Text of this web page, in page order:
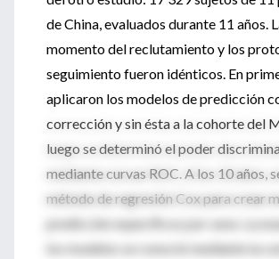
de China, evaluados durante 11 años.
momento del reclutamiento y los
seguimiento fueron idénticos. En
aplicaron los modelos de predicción
corrección y sin ésta a la cohorte del
luego se determinó el poder
mediante curvas ROC. A los 10 años,
método de regresión Cox para crear
predicción específicos por sexo. La
los modelos se conoció mediante la